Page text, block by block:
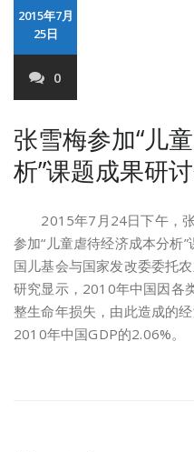
2015年7月
25日
0
张雪梅参加“儿
析”课题成果研
2015年7月24日下午，张
参加“儿童虐待经济成本分析
国儿基会与国家发改委委托
研究显示，2010年中国因各
整生命年损失，由此造成的
2010年中国GDP的2.06%。